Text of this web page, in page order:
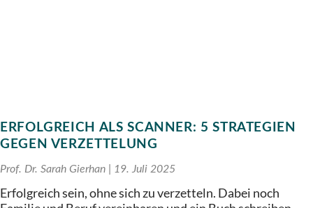
ERFOLGREICH ALS SCANNER: 5 STRATEGIEN
GEGEN VERZETTELUNG
Prof. Dr. Sarah Gierhan 19. Juli 2025
Erfolgreich sein, ohne sich zu verzetteln. Dabei noch